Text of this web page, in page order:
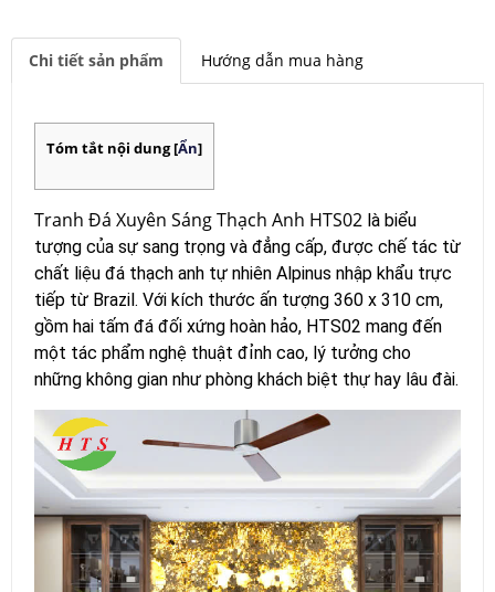
Chi tiết sản phẩm Hướng dẫn mua hàng
Tóm tắt nội dung[Ẩn]
Tranh Đá Xuyên Sáng Thạch Anh HTS02 là biểu
tượng của sự sang trọng và đẳng cấp, được chế tác từ
chất liệu đá thạch anh tự nhiên Alpinus nhập khẩu trực
tiếp từ Brazil. Với kích thước ấn tượng 360 x 310 cm,
gồm hai tấm đá đối xứng hoàn hảo, HTS02 mang đến
một tác phẩm nghệ thuật đỉnh cao, lý tưởng cho
những không gian như phòng khách biệt thự hay lâu đài.